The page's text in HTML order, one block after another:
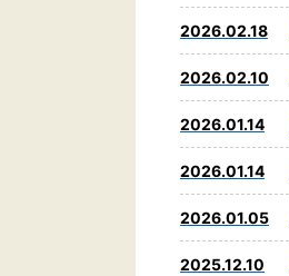
2026.02.18
2026.02.10
2026.01.14
2026.01.14
2026.01.05
2025.12.10